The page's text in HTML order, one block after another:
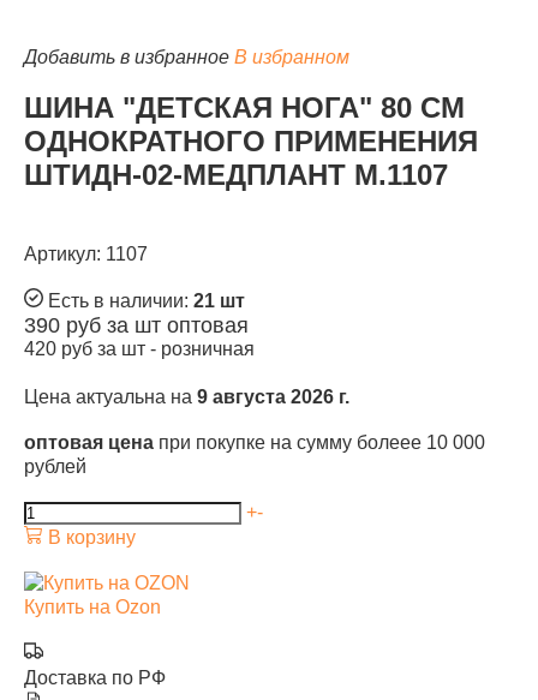
Добавить в избранное В избранном
ШИНА "ДЕТСКАЯ НОГА" 80 СМ
ОДНОКРАТНОГО ПРИМЕНЕНИЯ
ШТИДН-02-МЕДПЛАНТ М.1107
Артикул: 1107
Есть в наличии: 21 шт
390 руб за шт оптовая
420 руб за шт - розничная
Цена актуальна на 9 августа 2026 г.
оптовая цена при покупке на сумму болеее 10 000
рублей
+-
В корзину
Купить на Ozon
Доставка по РФ